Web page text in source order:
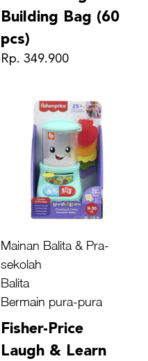
Building Bag (60
pcs)
Rp. 349.900
Mainan Balita & Pra-
sekolah
Balita
Bermain pura-pura
Fisher-Price
Laugh & Learn